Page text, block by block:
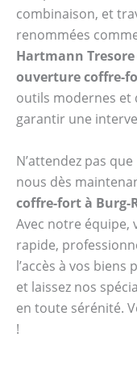
combinaison, et
renommées
Hartmann Tresore
ouverture coffre-
outils modernes et
garantir une
N’attendez pas
nous dès
coffre-fort à Burg-
Avec notre équipe,
rapide,
l’accès à vos biens
et laissez nos
en toute sérénité.
!